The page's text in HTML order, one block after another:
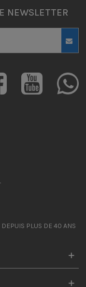
NEWSLETTER
PLUS DE 40 ANS